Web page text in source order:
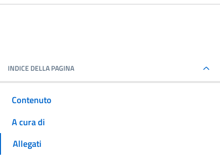
INDICE DELLA PAGINA
Contenuto
A cura di
Allegati